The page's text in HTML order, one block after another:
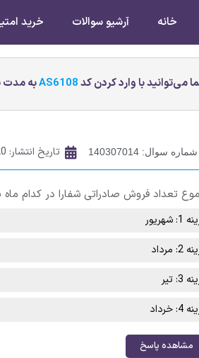
خانه آرشیو سوالات خرید
می‌توانید با وارد کردن کدAS6108به مدت
شماره سوال: 140307014 تاریخ انتشار:
تعداد فروش صادراتی شفارا در کدام ماه
شهریور
مرداد
3: تیر
خرداد
مشاهده پاسخ